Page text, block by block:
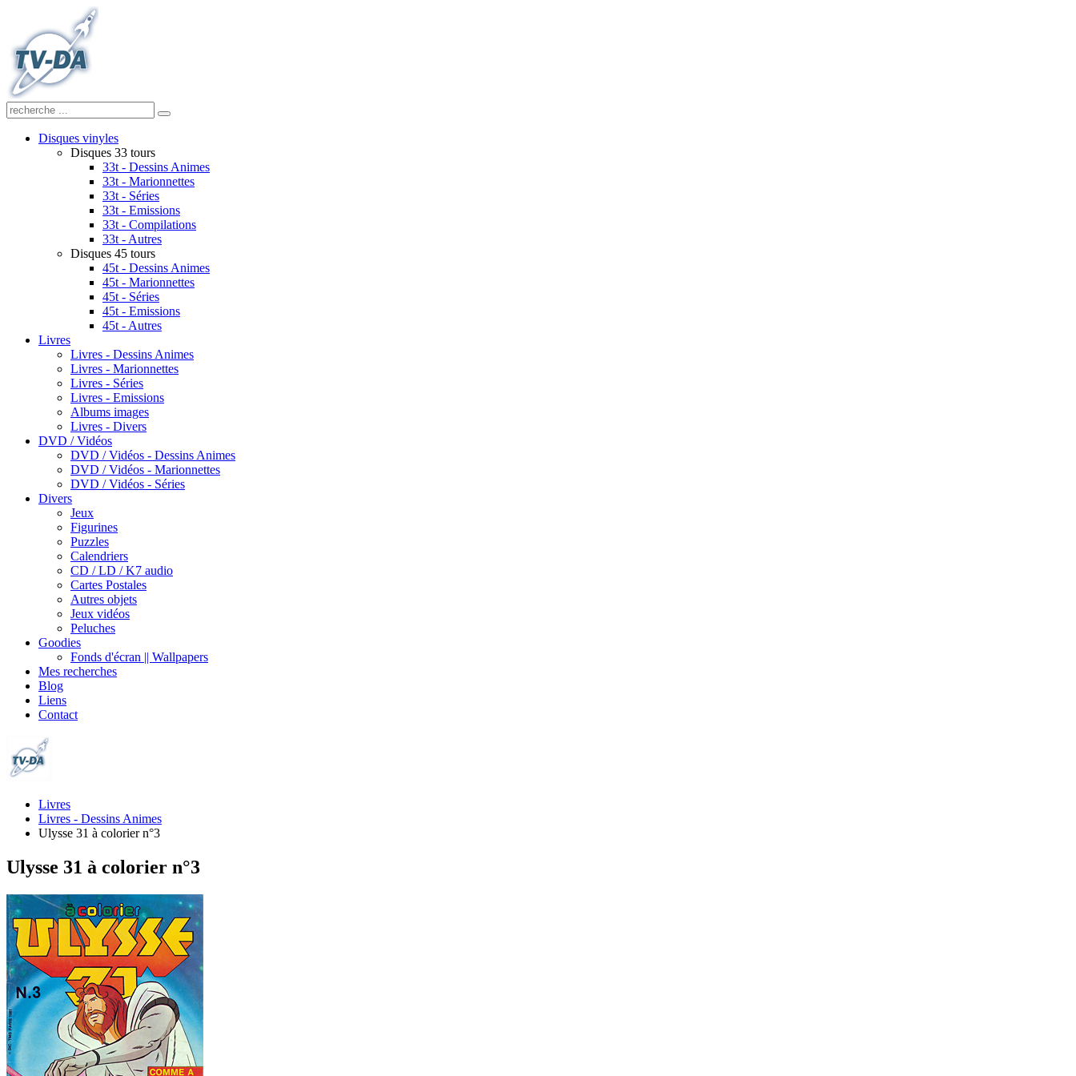
Disques vinyles
Disques 33 tours
33t - Dessins Animes
33t - Marionnettes
33t - Séries
33t - Emissions
33t - Compilations
33t - Autres
Disques 45 tours
45t - Dessins Animes
45t - Marionnettes
45t - Séries
45t - Emissions
45t - Autres
Livres
Livres - Dessins Animes
Livres - Marionnettes
Livres - Séries
Livres - Emissions
Albums images
Livres - Divers
DVD / Vidéos
DVD / Vidéos - Dessins Animes
DVD / Vidéos - Marionnettes
DVD / Vidéos - Séries
Divers
Jeux
Figurines
Puzzles
Calendriers
CD / LD / K7 audio
Cartes Postales
Autres objets
Jeux vidéos
Peluches
Goodies
Fonds d'écran || Wallpapers
Mes recherches
Blog
Liens
Contact
Livres
Livres - Dessins Animes
Ulysse 31 à colorier n°3
Ulysse 31 à colorier n°3